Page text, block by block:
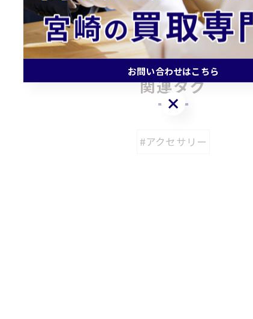
一覧に戻る
関連タグ
#アクセサリー
お問い合わせはこちら
お問い合わせはこちら